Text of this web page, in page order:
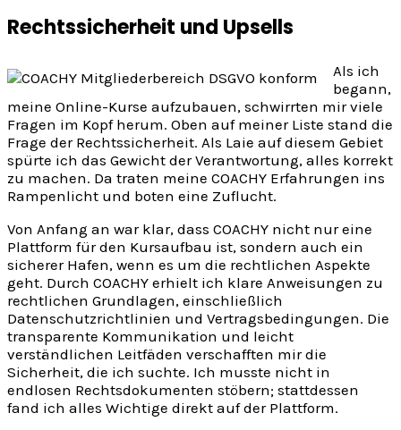
Rechtssicherheit und Upsells
Als ich
begann,
meine Online-Kurse aufzubauen, schwirrten mir viele
Fragen im Kopf herum. Oben auf meiner Liste stand die
Frage der Rechtssicherheit. Als Laie auf diesem Gebiet
spürte ich das Gewicht der Verantwortung, alles korrekt
zu machen. Da traten meine COACHY Erfahrungen ins
Rampenlicht und boten eine Zuflucht.
Von Anfang an war klar, dass COACHY nicht nur eine
Plattform für den Kursaufbau ist, sondern auch ein
sicherer Hafen, wenn es um die rechtlichen Aspekte
geht. Durch COACHY erhielt ich klare Anweisungen zu
rechtlichen Grundlagen, einschließlich
Datenschutzrichtlinien und Vertragsbedingungen. Die
transparente Kommunikation und leicht
verständlichen Leitfäden verschafften mir die
Sicherheit, die ich suchte. Ich musste nicht in
endlosen Rechtsdokumenten stöbern; stattdessen
fand ich alles Wichtige direkt auf der Plattform.